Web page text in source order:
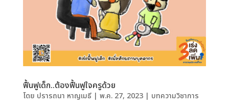
ฟื้นฟูเด็ก..ต้องฟื้นฟูใจครูด้วย
โดย ปรารถนา หาญเมธี| พ.ค. 27, 2023| บทความวิชาการ